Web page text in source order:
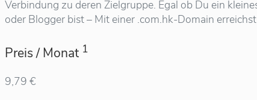
Verbindung zu deren Zielgruppe. Egal ob Du ein
oder Blogger bist – Mit einer .com.hk-Domain
Preis / Monat 1
9,79 €